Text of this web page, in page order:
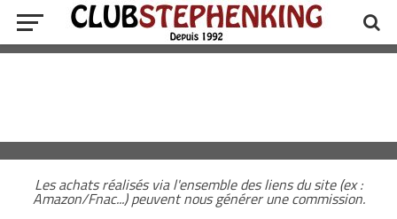
Les achats réalisés via l'ensemble des liens du site (ex :
Amazon/Fnac...) peuvent nous générer une commission.